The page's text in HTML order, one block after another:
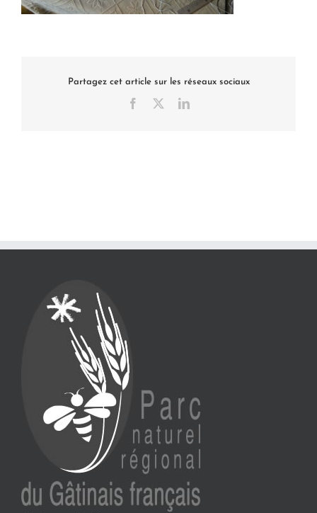
Partagez cet article sur les réseaux sociaux
Facebook LinkedIn